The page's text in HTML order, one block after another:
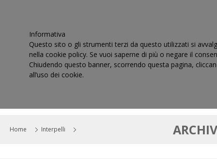
Home Interpelli
Informativa
Questo sito o gli strumenti terzi da questo utilizzati si
nella cookie policy. Se vuoi saperne di più o negare il
Chiudendo questo banner, scorrendo questa pagina,
all’uso dei cookie.